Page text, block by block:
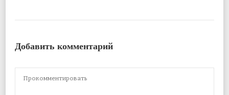
Добавить комментарий